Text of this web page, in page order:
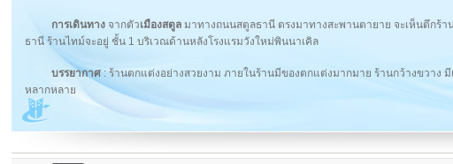
การเดินทาง จากตัวเมืองสตูล มาทางถนนสตูลธานี ตรงมาทางสะพานตายาย จะเห็นตึกร้
ธานี ร้านไทม์จะอยู่ ชั้น 1 บริเวณด้านหลังโรงแรมวังใหม่พินนาเคิล
บรรยากาศ : ร้านตกแต่งอย่างสวยงาม ภายในร้านมีของตกแต่งมากมาย ร้านกว้างขวาง มี
หลากหลาย